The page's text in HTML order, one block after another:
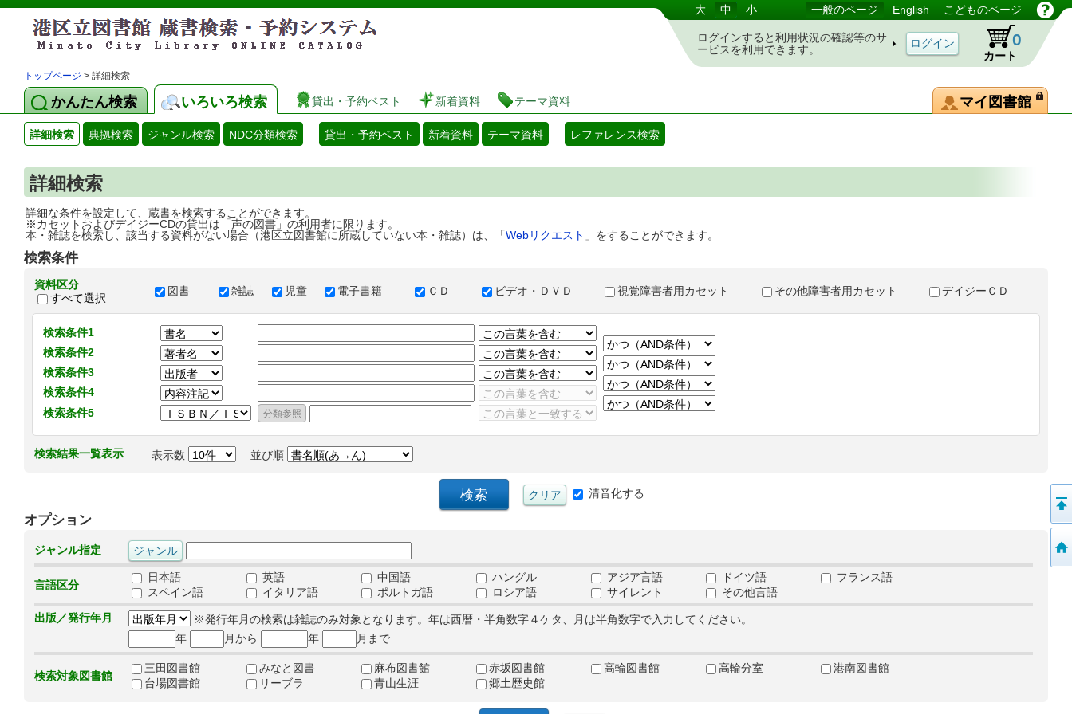
港区立図書館 蔵書検索・予約システム 大 中 小 一般のページ English こどものページ
ログインすると利用状況の確認等のサ
ービスを利用できます。
カート
0
トップページ > 詳細検索
かんたん検索 いろいろ検索 貸出・予約ベスト 新着資料 テーマ資料 マイ図書館
詳細検索 典拠検索 ジャンル検索 NDC分類検索 貸出・予約ベスト 新着資料 テーマ資料 レファレンス検索
詳細検索
詳細な条件を設定して、蔵書を検索することができます。
※カセットおよびデイジーCDの貸出は「声の図書」の利用者に限ります。
本・雑誌を検索し、該当する資料がない場合（港区立図書館に所蔵していない本・雑誌）は、「Webリクエスト 」をすることができます。
検索条件
資料区分
すべて選択
図書 雑誌 児童 電子書籍 ＣＤ ビデオ・ＤＶＤ 視覚障害者用カセット その他障害者用カセット デイジーＣＤ
検索条件1
検索条件2
検索条件3
検索条件4
検索条件5
検索結果一覧表示 表示数 並び順
清音化する
オプション
ジャンル指定
言語区分
日本語 英語 中国語 ハングル アジア言語 ドイツ語
フランス語
スペイン語
イタリア語 ポルトガ語 ロシア語 サイレント
その他言語
出版／発行年月
※発行年月の検索は雑誌のみ対象となります。年は西暦・半角数字４ケタ、月は半角数字で入力してください。
年
月から 年 月まで
検索対象図書館
三田図書館 みなと図書 麻布図書館 赤坂図書館 高輪図書館 高輪分室
港南図書館
台場図書館
リーブラ 青山生涯 郷土歴史館